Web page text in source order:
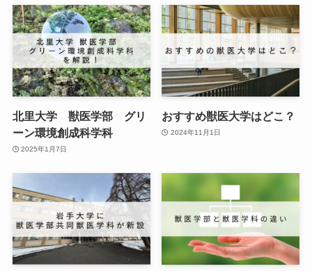
北里大学 獣医学部 グリ
ーン環境創成科学科
2025年1月7日
おすすめ獣医大学はどこ？
2024年11月1日